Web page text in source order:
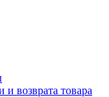
возврата товара